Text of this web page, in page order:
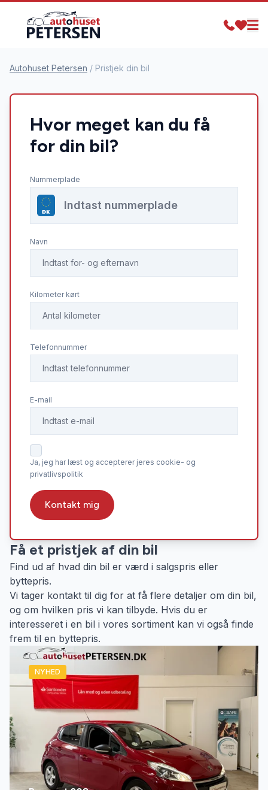
Autohuset Petersen / Pristjek din bil
Hvor meget kan du få
for din bil?
Nummerplade
Navn
Kilometer kørt
Telefonnummer
E-mail
Ja, jeg har læst og accepterer jeres cookie- og
privatlivspolitik
Kontakt mig
Få et pristjek af din bil
Find ud af hvad din bil er værd i salgspris eller
byttepris.
Vi tager kontakt til dig for at få flere detaljer om din bil,
og om hvilken pris vi kan tilbyde. Hvis du er
interesseret i en bil i vores sortiment kan vi også finde
frem til en byttepris.
NYHED